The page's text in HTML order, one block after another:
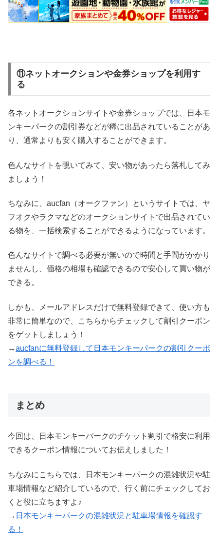
⑪ネットオークションや金券ショップを利用す
る
各ネットオークションサイトや金券ショップでは、日本モ
ンキーパークの割引券などが稀に出品されていることがあ
り、通常よりも安く購入することができます。
色んなサイトを覗いてみて、安い物があったら落札してみ
ましょう！
ちなみに、aucfan（オークファン）というサイトでは、ヤ
フオクやラクマなどのオークションサイトで出品されてい
る物を、一括検索することができるようになっています。
色んなサイトで調べる必要が無いので時間と手間がかかり
ませんし、価格の相場も確認できるので安心して買い物が
できる。
しかも、メールアドレスだけで無料登録できて、使い方も
非常に簡単なので、こちらからチェックして割引クーポン
をゲットしましょう！
→aucfanに無料登録して日本モンキーパークの割引クーポ
ンを調べる！
まとめ
今回は、日本モンキーパークのチケット割引で格安に利用
できるクーポン情報についてお伝えしました！
ちなみにこちらでは、日本モンキーパークの混雑状況や駐
車場情報など紹介しているので、行く前にチェックしてお
くと役に立ちますよ♪
→ 日本モンキーパークの混雑状況と駐車場情報を確認す
る！